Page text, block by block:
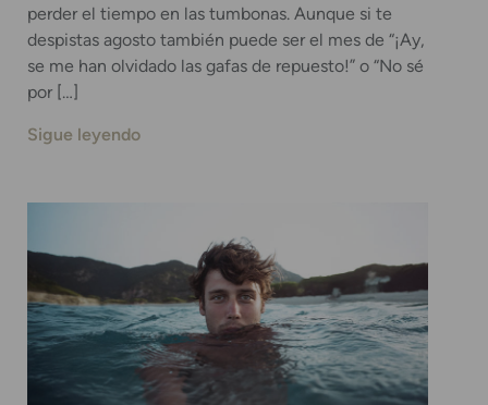
perder el tiempo en las tumbonas. Aunque si te
despistas agosto también puede ser el mes de “¡Ay,
se me han olvidado las gafas de repuesto!” o “No sé
por […]
Sigue leyendo